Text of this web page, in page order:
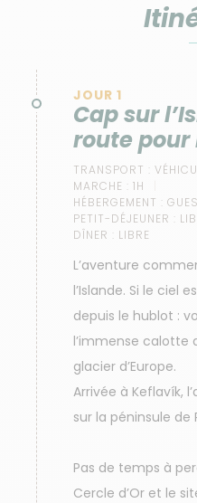
JOUR 1
Cap sur
route pour
TRANSPORT :
MARCHE : 1H
HÉBERGEMENT :
PETIT-DÉJEUNER :
DÎNER : LIBRE
L’aventure
l’Islande. Si le ciel
depuis le hublot :
l’immense calotte
glacier d’Europe.
Arrivée à Keflavík,
sur la péninsule de
Pas de temps à
Cercle d’Or et le